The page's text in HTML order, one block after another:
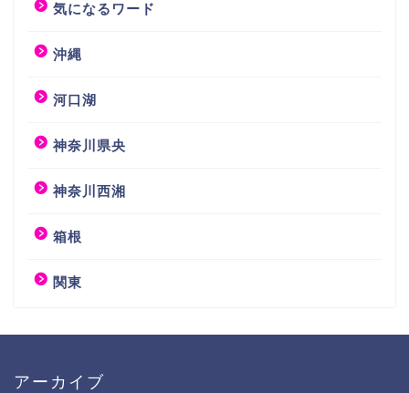
気になるワード
沖縄
河口湖
神奈川県央
神奈川西湘
箱根
関東
アーカイブ